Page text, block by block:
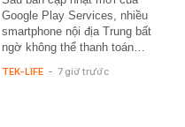
Google Play Services, nhiều
smartphone nội địa Trung bất
ngờ không thể thanh toán…
TEK-LIFE - 7 giờ trước